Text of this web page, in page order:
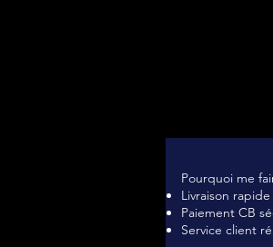
Pourquoi me
Livraison
Paiement CB
Service client